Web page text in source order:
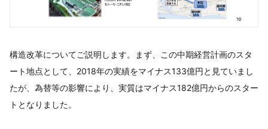
構造改革についてご説明します。まず、この中期経営計画のスタ
ート地点として、2018年の実績をマイナス133億円と見ていまし
たが、為替等の影響により、実質はマイナス182億円からのスター
トとなりました。